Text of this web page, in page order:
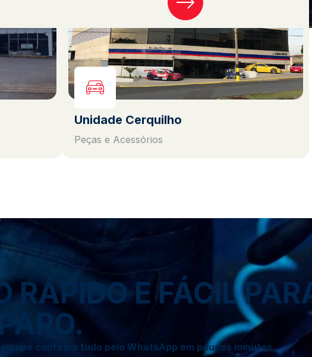
Unidade Cerquilho
Peças e Acessórios
RÁPIDO E FÁCIL
confirma tudo pelo WhatsApp em poucos minutos.